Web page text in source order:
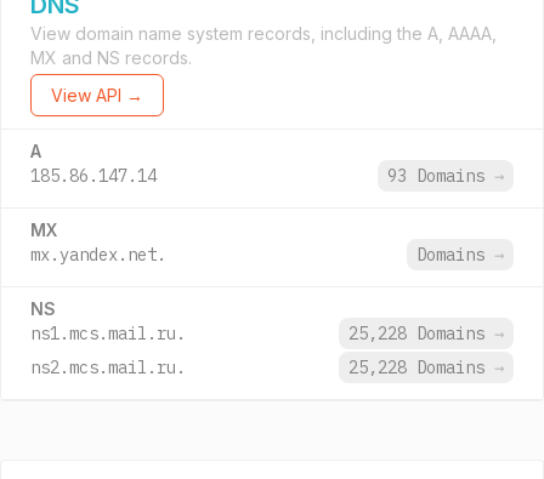
View domain name system records, including the A, AAAA,
MX and NS records.
View API →
A
185.86.147.14 93 Domains →
MX
mx.yandex.net. Domains →
NS
ns1.mcs.mail.ru. 25,228 Domains →
ns2.mcs.mail.ru.
25,228 Domains →